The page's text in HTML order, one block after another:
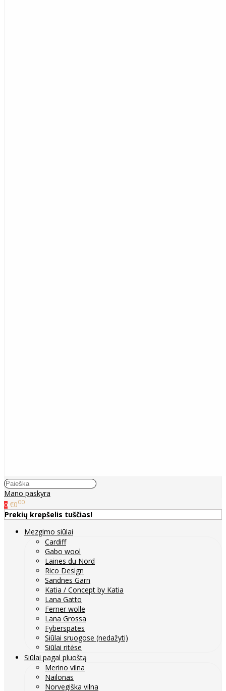
Mano paskyra
0 €000
Prekių krepšelis tuščias!
Mezgimo siūlai
Cardiff
Gabo wool
Laines du Nord
Rico Design
Sandnes Garn
Katia / Concept by Katia
Lana Gatto
Ferner wolle
Lana Grossa
Fyberspates
Siūlai sruogose (nedažyti)
Siūlai ritėse
Siūlai pagal pluoštą
Merino vilna
Nailonas
Norvegiška vilna